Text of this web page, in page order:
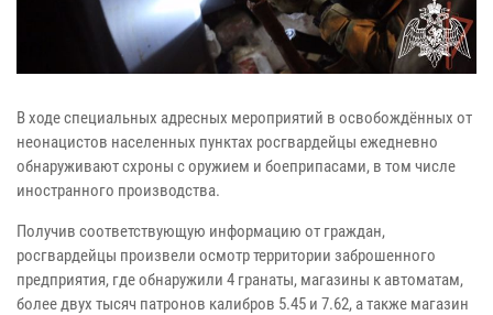
В ходе специальных адресных мероприятий в освобождённых от
неонацистов населенных пунктах росгвардейцы ежедневно
обнаруживают схроны с оружием и боеприпасами, в том числе
иностранного производства.
Получив соответствующую информацию от граждан,
росгвардейцы произвели осмотр территории заброшенного
предприятия, где обнаружили 4 гранаты, магазины к автоматам,
более двух тысяч патронов калибров 5.45 и 7.62, а также магазин